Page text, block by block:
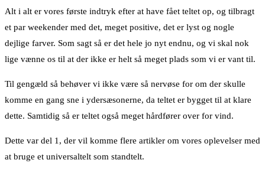
Alt i alt er vores første indtryk efter at have fået teltet op, og tilbragt
et par weekender med det, meget positive, det er lyst og nogle
dejlige farver. Som sagt så er det hele jo nyt endnu, og vi skal nok
lige vænne os til at der ikke er helt så meget plads som vi er vant til.
Til gengæld så behøver vi ikke være så nervøse for om der skulle
komme en gang sne i ydersæsonerne, da teltet er bygget til at klare
dette. Samtidig så er teltet også meget hårdfører over for vind.
Dette var del 1, der vil komme flere artikler om vores oplevelser med
at bruge et universaltelt som standtelt.